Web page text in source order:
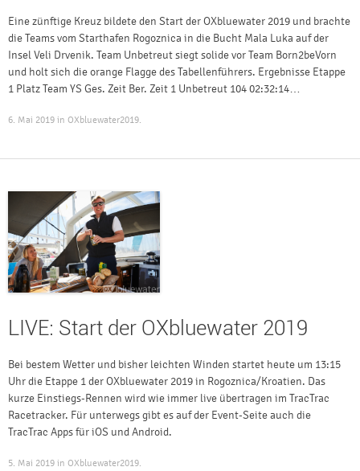
Eine zünftige Kreuz bildete den Start der OXbluewater 2019 und brachte
die Teams vom Starthafen Rogoznica in die Bucht Mala Luka auf der
Insel Veli Drvenik. Team Unbetreut siegt solide vor Team Born2beVorn
und holt sich die orange Flagge des Tabellenführers. Ergebnisse Etappe
1 Platz Team YS Ges. Zeit Ber. Zeit 1 Unbetreut 104 02:32:14…
6. Mai 2019 in OXbluewater2019.
LIVE: Start der OXbluewater 2019
Bei bestem Wetter und bisher leichten Winden startet heute um 13:15
Uhr die Etappe 1 der OXbluewater 2019 in Rogoznica/Kroatien. Das
kurze Einstiegs-Rennen wird wie immer live übertragen im TracTrac
Racetracker. Für unterwegs gibt es auf der Event-Seite auch die
TracTrac Apps für iOS und Android.
5. Mai 2019 in OXbluewater2019.